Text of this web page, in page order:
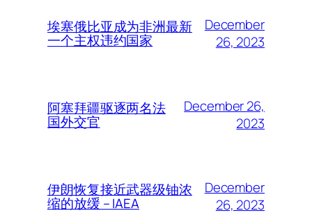
埃塞俄比亚成为非洲最新
一个主权违约国家
December
26, 2023
阿塞拜疆驱逐两名法
国外交官
December 26,
2023
伊朗恢复接近武器级铀浓
缩的放缓 – IAEA
December
26, 2023